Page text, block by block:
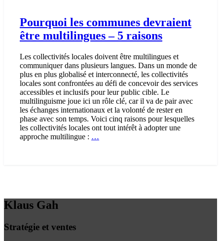
avantages
Pourquoi les communes devraient
être multilingues – 5 raisons
Les collectivités locales doivent être multilingues et
communiquer dans plusieurs langues. Dans un monde de
plus en plus globalisé et interconnecté, les collectivités
locales sont confrontées au défi de concevoir des services
accessibles et inclusifs pour leur public cible. Le
multilinguisme joue ici un rôle clé, car il va de pair avec
les échanges internationaux et la volonté de rester en
phase avec son temps. Voici cinq raisons pour lesquelles
les collectivités locales ont tout intérêt à adopter une
approche multilingue : …
5
Klaus Gah
Stratégie et ventes